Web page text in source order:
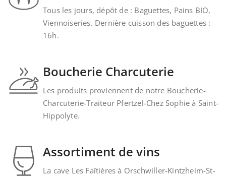
Tous les jours, dépôt de : Baguettes, Pains BIO,
Viennoiseries. Dernière cuisson des baguettes :
16h.
Boucherie Charcuterie
Les produits proviennent de notre Boucherie-
Charcuterie-Traiteur Pfertzel-Chez Sophie à Saint-
Hippolyte.
Assortiment de vins
La cave Les Faîtières à Orschwiller-Kintzheim-St-